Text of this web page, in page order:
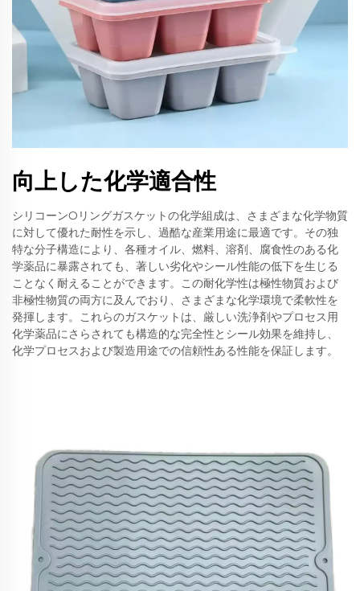
向上した化学適合性
シリコーンOリングガスケットの化学組成は、さまざまな化学物質
に対して優れた耐性を示し、過酷な産業用途に最適です。その独
特な分子構造により、各種オイル、燃料、溶剤、腐食性のある化
学薬品に暴露されても、著しい劣化やシール性能の低下を生じる
ことなく耐えることができます。この耐化学性は極性物質および
非極性物質の両方に及んでおり、さまざまな化学環境で柔軟性を
発揮します。これらのガスケットは、厳しい洗浄剤やプロセス用
化学薬品にさらされても構造的な完全性とシール効果を維持し、
化学プロセスおよび製造用途での信頼性ある性能を保証します。